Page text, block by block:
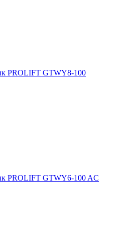
PROLIFT GTWY8-100
PROLIFT GTWY6-100 AC